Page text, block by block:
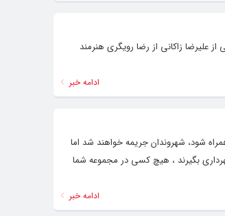
علیرضا زاکانی از رضا رویگری هنرمند
ادامه خبر
شود، شهروندان جریمه خواهند شد اما
بگیرند ، هیچ کسی در مجموعه شما
ادامه خبر